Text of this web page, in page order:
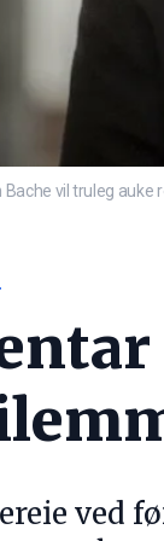
Bache vil truleg
ved